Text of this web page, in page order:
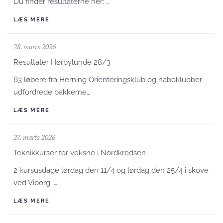
LÆS MERE
28. marts 2026
Resultater Hørbylunde 28/3
63 løbere fra Herning Orienteringsklub og naboklubber
udfordrede bakkerne…
LÆS MERE
27. marts 2026
Teknikkurser for voksne i Nordkredsen
2 kursusdage lørdag den 11/4 og lørdag den 25/4 i skove
ved Viborg. …
LÆS MERE